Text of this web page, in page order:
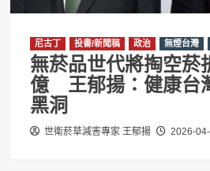
尼古丁 投書/新聞稿 政治 無煙台灣
無菸品世代將掏空菸
億 王郁揚：健康台
黑洞
世衛菸草減害專家 王郁揚 2026-